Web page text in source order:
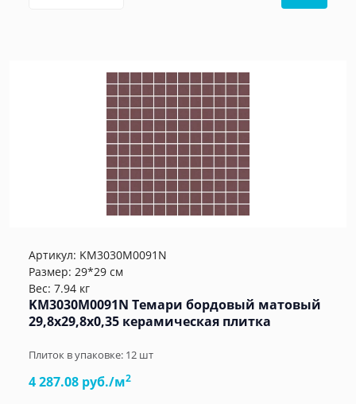
Артикул: KM3030M0091N
Размер: 29*29 см
Вес: 7.94 кг
KM3030M0091N Темари бордовый матовый
29,8x29,8x0,35 керамическая плитка
Плиток в упаковке: 12 шт
4 287.08 руб./м2